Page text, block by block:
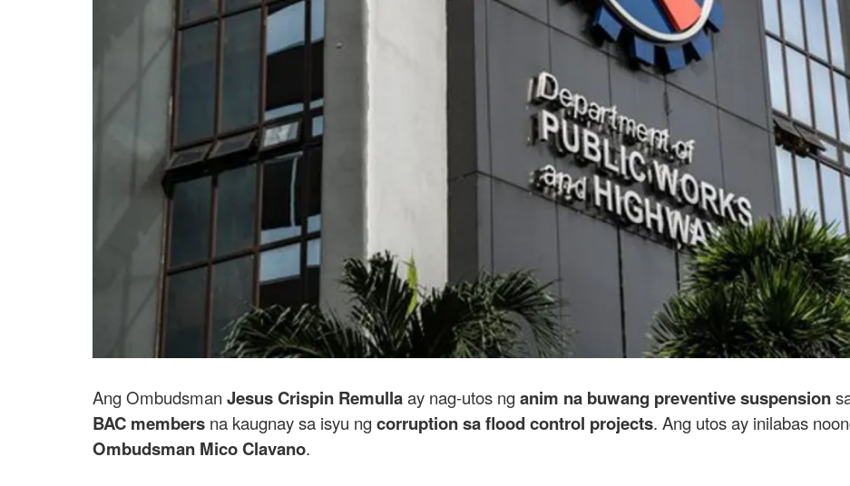
Ang Ombudsman Jesus Crispin Remullaay nag-utos nganim na buwang preventive suspension
BAC members na kaugnay sa isyu ngcorruption sa flood control projects. Ang utos ay inilabas
Ombudsman Mico Clavano.